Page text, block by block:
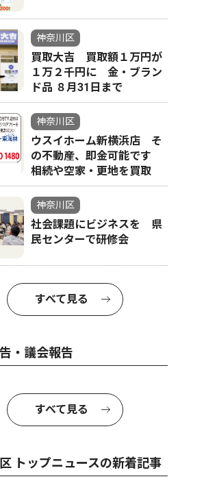
神奈川区
買取大吉 買取額１万円が
１万２千円に 金・ブラン
ド品 ８月31日まで
神奈川区
ウスイホーム新横浜店 そ
の不動産、即金可能です
相続や空家・更地を買取
神奈川区
社会課題にビジネスを 県
民センターで研修会
すべて見る
・議会報告
すべて見る
トップニュースの新着記事